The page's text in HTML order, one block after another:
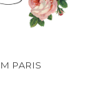
PARIS